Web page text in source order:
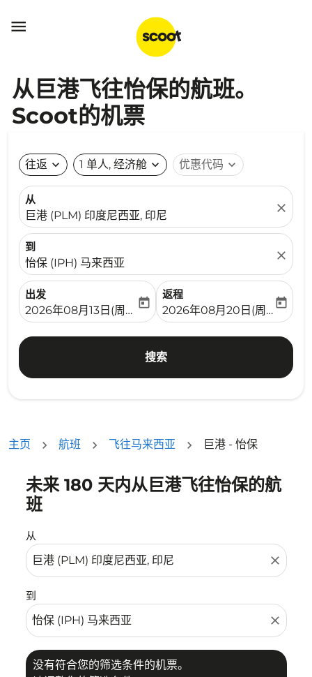

从巨港飞往怡保的航班。
Scoot的机票
往返 expand_more 1 单人, 经济舱 expand_more 优惠代码 expand_more
从
巨港 (PLM) 印度尼西亚, 印尼
close
到
怡保 (IPH) 马来西亚
close
出发
fc-booking-departure-date-aria-label
2026年08月13日(周四)
today
返程
fc-booking-return-date-
2026年08月20日(周四)
today
搜索
主页 航班 飞往马来西亚 巨港 - 怡保
未来 180 天内从巨港飞往怡保的航
班
从
close
到
close
没有符合您的筛选条件的机票。
没有符合您的筛选条件的机票。请调整您的筛选条件。